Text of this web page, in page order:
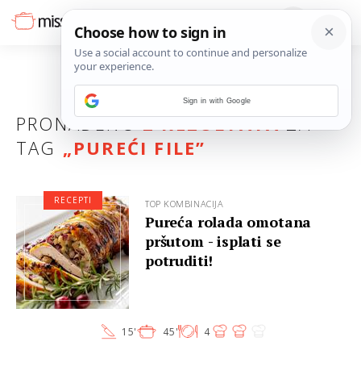
PRONAĐENO2 REZULTATAZA
TAG „PUREĆI FILE”
TOP KOMBINACIJA
Pureća rolada omotana
pršutom - isplati se
potruditi!
15' 45' 4
RECEPTI
Sign in with Google